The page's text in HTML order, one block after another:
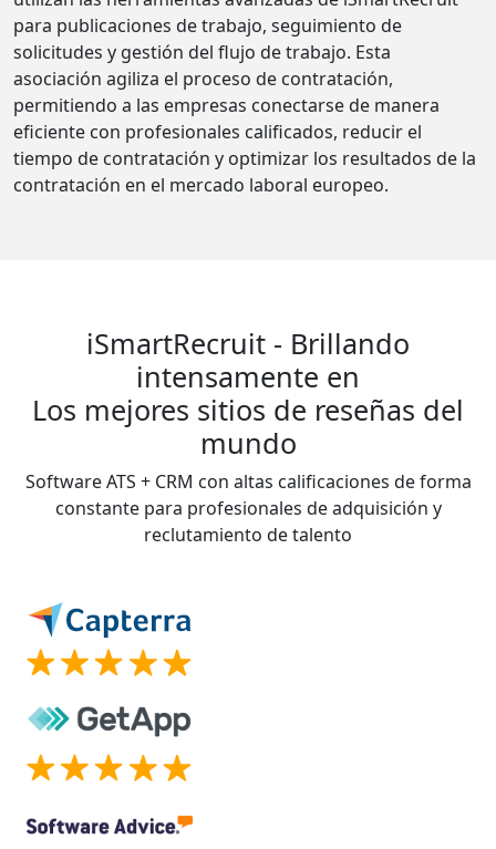
para publicaciones de trabajo, seguimiento de
solicitudes y gestión del flujo de trabajo. Esta
asociación agiliza el proceso de contratación,
permitiendo a las empresas conectarse de manera
eficiente con profesionales calificados, reducir el
tiempo de contratación y optimizar los resultados de la
contratación en el mercado laboral europeo.
iSmartRecruit - Brillando
intensamente en
Los mejores sitios de reseñas del
mundo
Software ATS + CRM con altas calificaciones de forma
constante para profesionales de adquisición y
reclutamiento de talento